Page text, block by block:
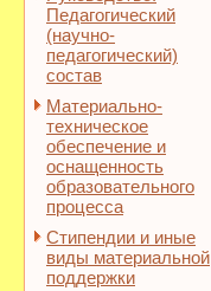
Педагогический
(научно-
педагогический)
состав
Материально-
техническое
обеспечение и
оснащенность
образовательного
процесса
Стипендии и иные
виды материальной
поддержки